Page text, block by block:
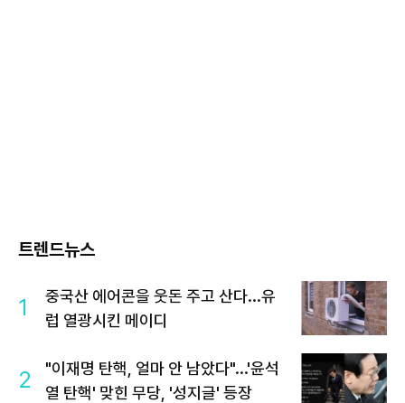
트렌드뉴스
1
중국산 에어콘을 웃돈 주고 산다...유
럽 열광시킨 메이디
2
"이재명 탄핵, 얼마 안 남았다"...'윤석
열 탄핵' 맞힌 무당, '성지글' 등장